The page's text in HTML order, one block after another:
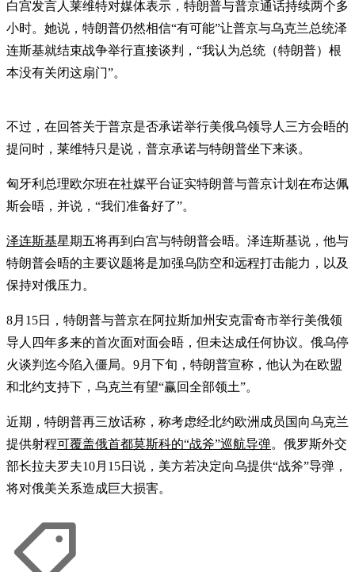
白宫发言人莱维特对媒体表示，特朗普与普京通话持续两个多
小时。她说，特朗普仍然相信“有可能”让普京与乌克兰总统泽
连斯基就结束战争举行直接谈判，“我认为总统（特朗普）根
本没有关闭这扇门”。
不过，在回答关于普京是否承诺举行美俄乌领导人三方会晤的
提问时，莱维特只是说，普京承诺与特朗普坐下来谈。
匈牙利总理欧尔班在社媒平台证实特朗普与普京计划在布达佩
斯会晤，并说，“我们准备好了”。
泽连斯基星期五将再到白宫与特朗普会晤。泽连斯基说，他与
特朗普会晤的主要议题将是加强乌防空和远程打击能力，以及
保持对俄压力。
8月15日，特朗普与普京在阿拉斯加州安克雷奇市举行美俄领
导人四年多来的首次面对面会晤，但未达成任何协议。俄乌停
火谈判迄今陷入僵局。9月下旬，特朗普宣称，他认为在欧盟
和北约支持下，乌克兰有望“赢回全部领土”。
近期，特朗普再三放话称，称考虑经北约欧洲成员国向乌克兰
提供射程可覆盖俄首都莫斯科的“战斧”巡航导弹。俄罗斯外交
部长拉夫罗夫10月15日说，美方若决定向乌提供“战斧”导弹，
将对俄美关系造成巨大损害。